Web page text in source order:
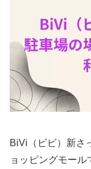
BiVi（ビビ）新さ
ョッピングモー